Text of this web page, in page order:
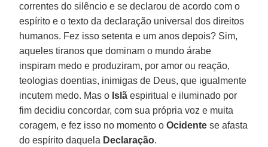
correntes do silêncio e se declarou de acordo com o
espírito e o texto da declaração universal dos direitos
humanos. Fez isso setenta e um anos depois? Sim,
aqueles tiranos que dominam o mundo árabe
inspiram medo e produziram, por amor ou reação,
teologias doentias, inimigas de Deus, que igualmente
incutem medo. Mas o Islã espiritual e iluminado por
fim decidiu concordar, com sua própria voz e muita
coragem, e fez isso no momento oOcidente se afasta
do espírito daquela Declaração.